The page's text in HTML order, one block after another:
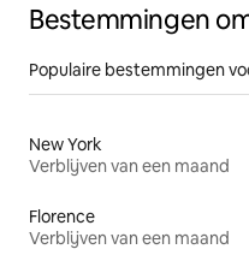
Bestemmingen
Populaire bestemmingen
New York
Verblijven van een maand
Florence
Verblijven van een maand